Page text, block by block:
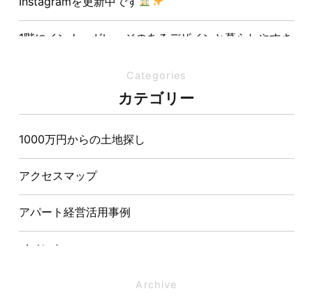
1階にインナーガレージのあるデザインと暮らしやすさ
夏の熱中症対策は家づくりから。屋根・壁・基礎の構
造が快適さをつくる理由
【埼玉県経営品質知事賞】大野知事へ受賞のご報告と
表敬訪問を行いました
Categories
カテゴリー
1000万円からの土地探し
アクセスマップ
アパート経営活用事例
イベント
Archive